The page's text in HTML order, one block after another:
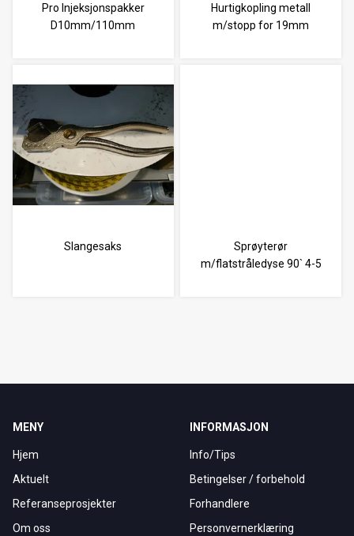
Pro Injeksjonspakker
D10mm/110mm
Hurtigkopling metall
m/stopp for 19mm
Slangesaks
Sprøyterør
m/flatstråledyse 90` 4-5
MENY
Hjem
Aktuelt
Referanseprosjekter
Om oss
INFORMASJON
Info/Tips
Betingelser / forbehold
Forhandlere
Personvernerklæring